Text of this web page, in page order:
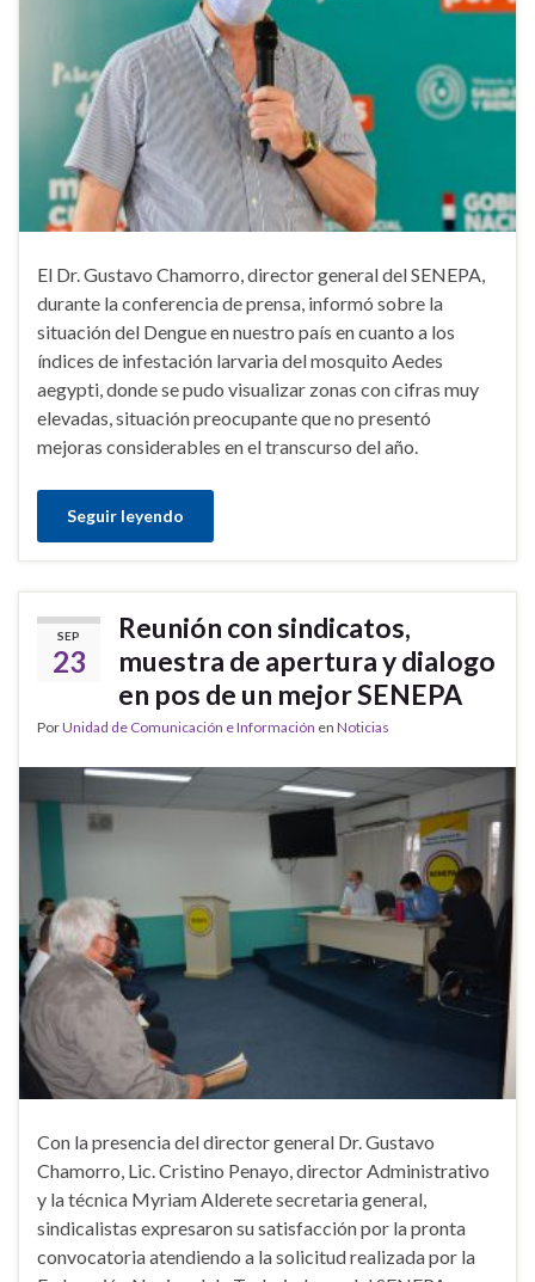
El Dr. Gustavo Chamorro, director general del SENEPA,
durante la conferencia de prensa, informó sobre la
situación del Dengue en nuestro país en cuanto a los
índices de infestación larvaria del mosquito Aedes
aegypti, donde se pudo visualizar zonas con cifras muy
elevadas, situación preocupante que no presentó
mejoras considerables en el transcurso del año.
Seguir leyendo
SEP
23
Reunión con sindicatos,
muestra de apertura y dialogo
en pos de un mejor SENEPA
PorUnidad de Comunicación e Información en Noticias
Con la presencia del director general Dr. Gustavo
Chamorro, Lic. Cristino Penayo, director Administrativo
y la técnica Myriam Alderete secretaria general,
sindicalistas expresaron su satisfacción por la pronta
convocatoria atendiendo a la solicitud realizada por la